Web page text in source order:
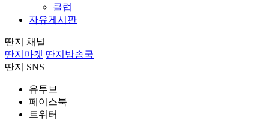
클럽
자유게시판
딴지 채널
딴지마켓 딴지방송국
딴지 SNS
유투브
페이스북
트위터